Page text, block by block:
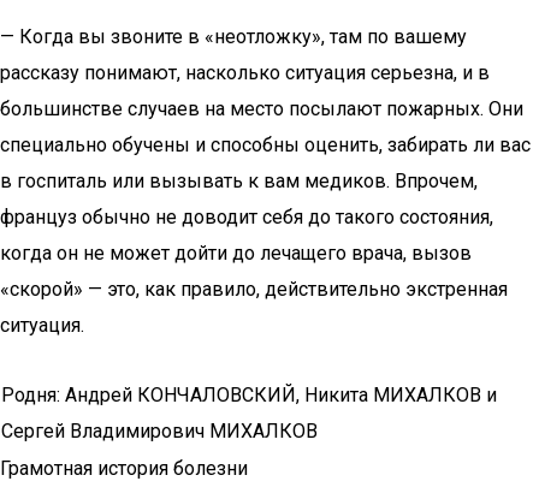
— Когда вы звоните в «неотложку», там по вашему
рассказу понимают, насколько ситуация серьезна, и в
большинстве случаев на место посылают пожарных. Они
специально обучены и способны оценить, забирать ли вас
в госпиталь или вызывать к вам медиков. Впрочем,
француз обычно не доводит себя до такого состояния,
когда он не может дойти до лечащего врача, вызов
«скорой» — это, как правило, действительно экстренная
ситуация.
Родня: Андрей КОНЧАЛОВСКИЙ, Никита МИХАЛКОВ и
Сергей Владимирович МИХАЛКОВ
Грамотная история болезни